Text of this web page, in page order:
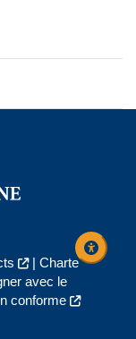
| Charte
avec le
conforme